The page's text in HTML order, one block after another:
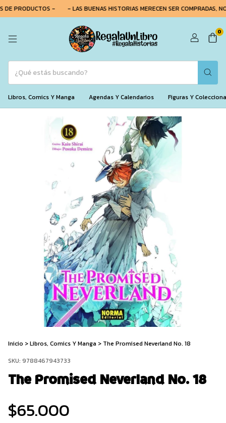
PRODUCTOS - - LAS BUENAS HISTORIAS MERECEN SER COMPRADAS, NO
0
Libros, Comics Y Manga Agendas Y Calendarios Figuras Y
Inicio >Libros, Comics Y Manga > The Promised Neverland No. 18
SKU: 9788467943733
The Promised Neverland No. 18
$65.000